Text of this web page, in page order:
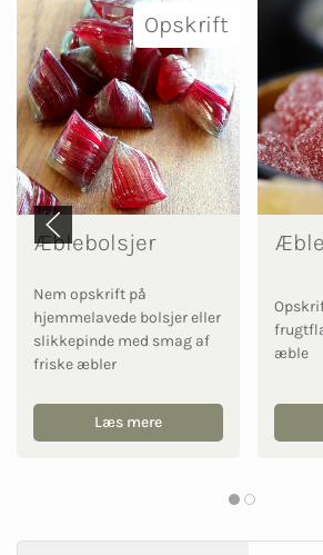
Opskrift
Æblebolsjer
Nem opskrift på
hjemmelavede bolsjer eller
slikkepinde med smag af
friske æbler
Læs mere
æble